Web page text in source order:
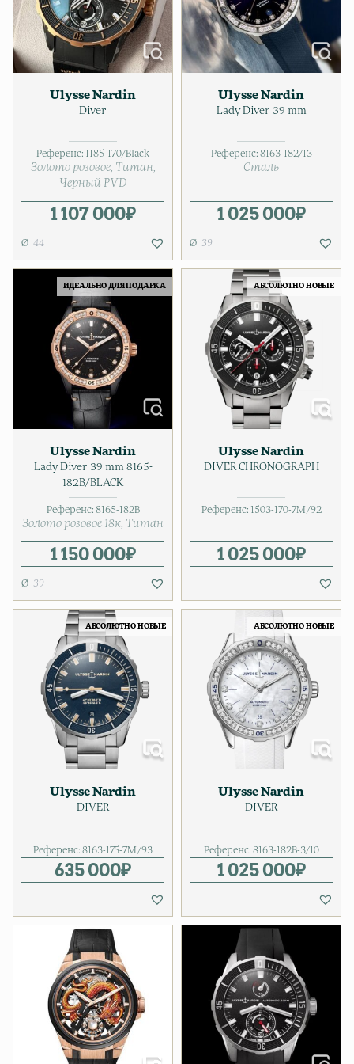
Ulysse Nardin
Diver
Референс: 1185-170/Black
Золото розовое Титан
Черный PVD
1 107 000₽
44
Ulysse Nardin
Lady Diver 39 mm
Референс: 8163-182/13
Сталь
1 025 000₽
39
ИДЕАЛЬНО ДЛЯ ПОДАРКА
Ulysse Nardin
Lady Diver 39 mm 8165-
182B/BLACK
Референс: 8165-182B
Золото розовое 18к Титан
1 150 000₽
39
АБСОЛЮТНО НОВЫЕ
Ulysse Nardin
DIVER CHRONOGRAPH
Референс: 1503-170-7M/92
1 025 000₽
АБСОЛЮТНО НОВЫЕ
Ulysse Nardin
DIVER
Референс: 8163-175-7M/93
635 000₽
АБСОЛЮТНО НОВЫЕ
Ulysse Nardin
DIVER
Референс: 8163-182B-3/10
1 025 000₽